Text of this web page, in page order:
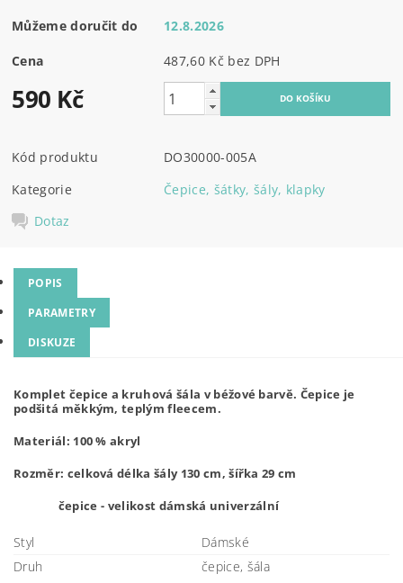
Můžeme doručit do 12.8.2026
Cena 487,60 Kč bez DPH
590 Kč
Kód produktu
DO30000-005A
Kategorie
Čepice, šátky, šály, klapky
Dotaz
POPIS
PARAMETRY
DISKUZE
Komplet čepice a kruhová šála v béžové barvě. Čepice je
podšitá měkkým, teplým fleecem.
Materiál: 100 % akryl
Rozměr: celková délka šály 130 cm, šířka 29 cm
čepice - velikost dámská univerzální
Styl
Dámské
Druh
čepice, šála